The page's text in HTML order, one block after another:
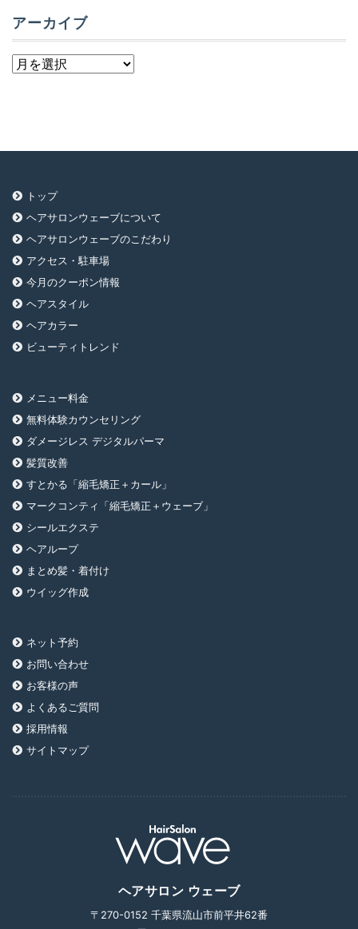
アーカイブ
ア
トップ
ヘアサロンウェーブについて
ヘアサロンウェーブのこだわり
アクセス・駐車場
今月のクーポン情報
ヘアスタイル
ヘアカラー
ビューティトレンド
メニュー料金
無料体験カウンセリング
ダメージレス デジタルパーマ
髪質改善
すとかる「縮毛矯正＋カール」
マークコンティ「縮毛矯正＋ウェーブ」
シールエクステ
ヘアループ
まとめ髪・着付け
ウイッグ作成
ネット予約
お問い合わせ
お客様の声
よくあるご質問
採用情報
サイトマップ
ヘアサロン ウェーブ
〒270-0152 千葉県流山市前平井62番